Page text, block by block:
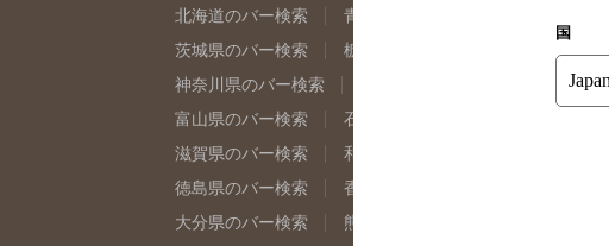
北海道のバー検索 青森県のバー検索
茨城県のバー検索
栃木県のバー検索
神奈川県のバー検索
埼玉県の
富山県のバー検索
石川県のバー検索
滋賀県のバー検索
和歌山県のバー検索
徳島県のバー検索
香川県のバー検索
大分県のバー検索
熊本県のバー検索
国